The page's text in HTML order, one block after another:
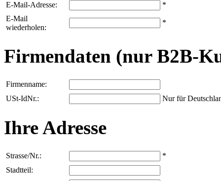
E-Mail-Adresse:
*
E-Mail
wiederholen:
*
Firmendaten (nur B2B-
Firmenname:
USt-IdNr.:
Nur für
Ihre Adresse
Strasse/Nr.:
*
Stadtteil: